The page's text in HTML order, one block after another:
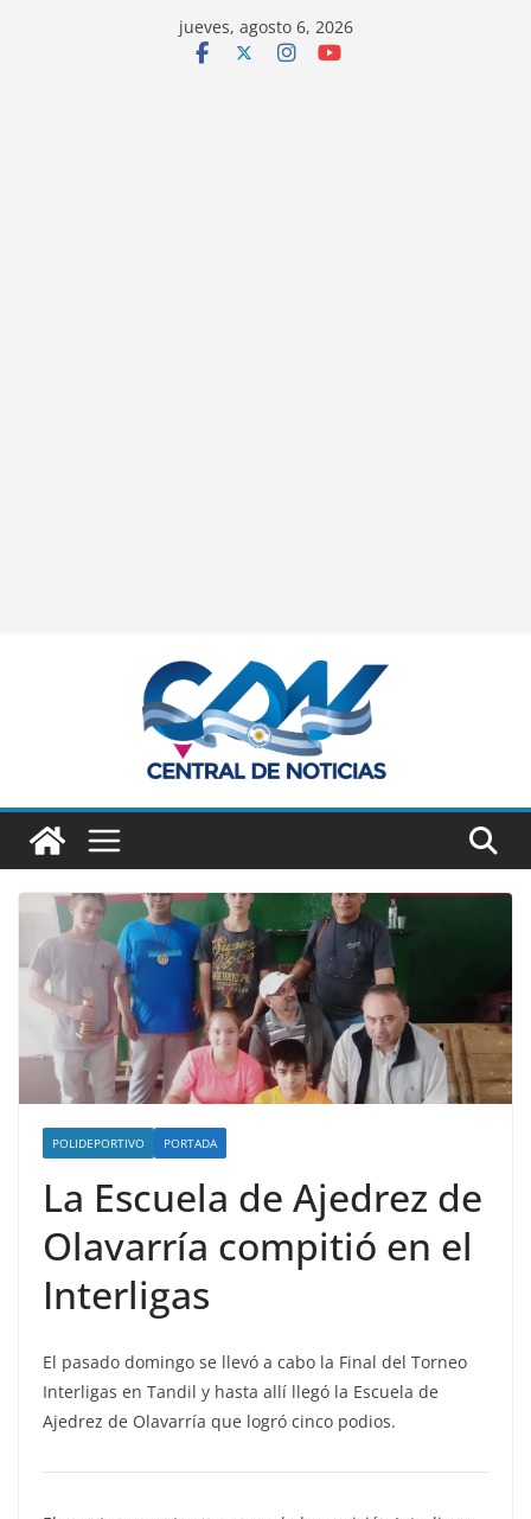
jueves, agosto 6, 2026
POLIDEPORTIVO PORTADA
La Escuela de Ajedrez de
Olavarría compitió en el
Interligas
El pasado domingo se llevó a cabo la Final del Torneo
Interligas en Tandil y hasta allí llegó la Escuela de
Ajedrez de Olavarría que logró cinco podios.